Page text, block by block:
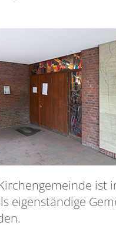
ist
eigenständige